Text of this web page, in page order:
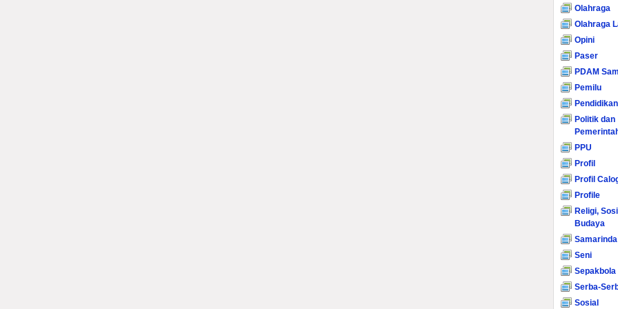
Olahraga
Olahraga
Opini
Paser
PDAM
Pemilu
Pendidikan
Politik dan
PPU
Profil
Profil
Profile
Religi,
Budaya
Samarinda
Seni
Sepakbola
Serba-
Sosial